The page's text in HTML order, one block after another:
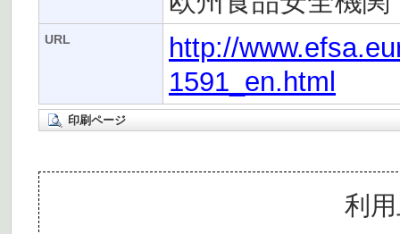
URL
http://
1591_en.html
印刷ページ
利